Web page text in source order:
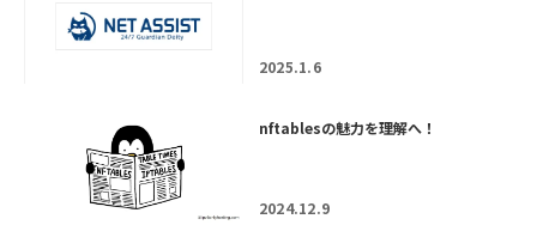
2025.1.6
nftablesの魅力を理解へ！
2024.12.9